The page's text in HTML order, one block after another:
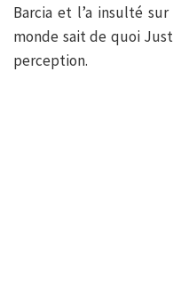
Barcia et l’a insulté
monde sait de quoi
perception.